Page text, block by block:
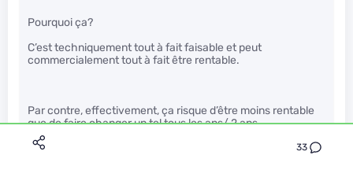
33
Pourquoi ça?
C’est techniquement tout à fait faisable et peut
commercialement tout à fait être rentable.
Par contre, effectivement, ça risque d’être moins rentable
que de faire changer un tel tous les ans/ 2 ans.
Quoique, avec l’arrivée d’une multitude de modules, les gens